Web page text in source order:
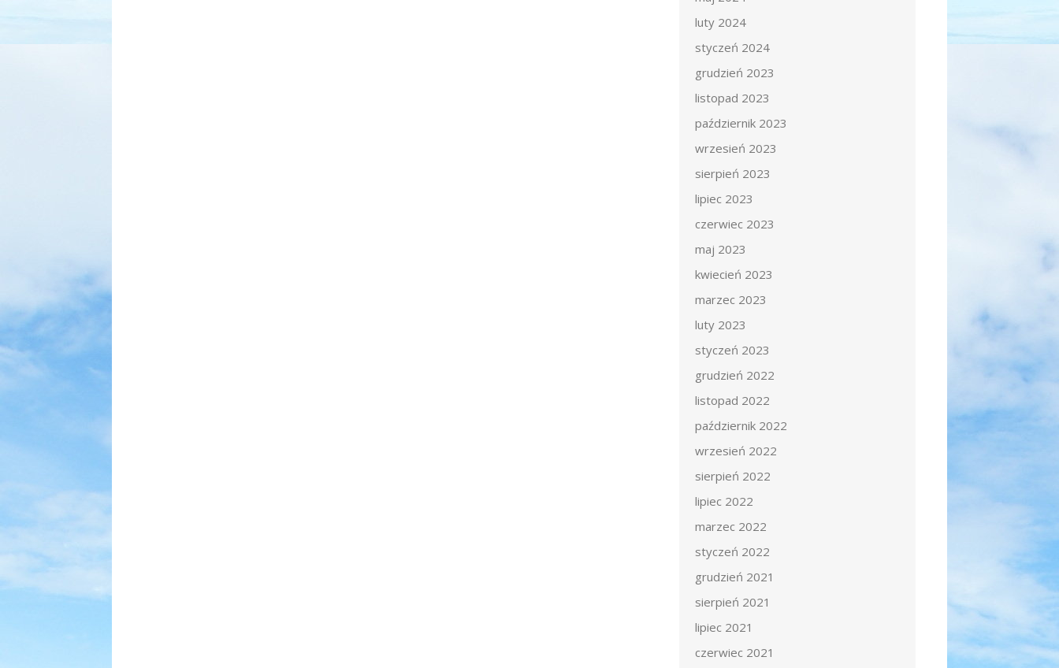
luty 2024
styczeń 2024
grudzień 2023
listopad 2023
październik 2023
wrzesień 2023
sierpień 2023
lipiec 2023
czerwiec 2023
maj 2023
kwiecień 2023
marzec 2023
luty 2023
styczeń 2023
grudzień 2022
listopad 2022
październik 2022
wrzesień 2022
sierpień 2022
lipiec 2022
marzec 2022
styczeń 2022
grudzień 2021
sierpień 2021
lipiec 2021
czerwiec 2021